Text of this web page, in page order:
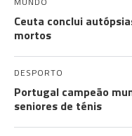
Ceuta conclui
mortos
DESPORTO
Portugal campeão
seniores de ténis